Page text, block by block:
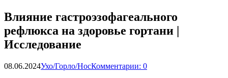
Влияние гастроэзофагеального
рефлюкса на здоровье гортани |
Исследование
08.06.2024Ухо/Горло/НосКомментарии: 0